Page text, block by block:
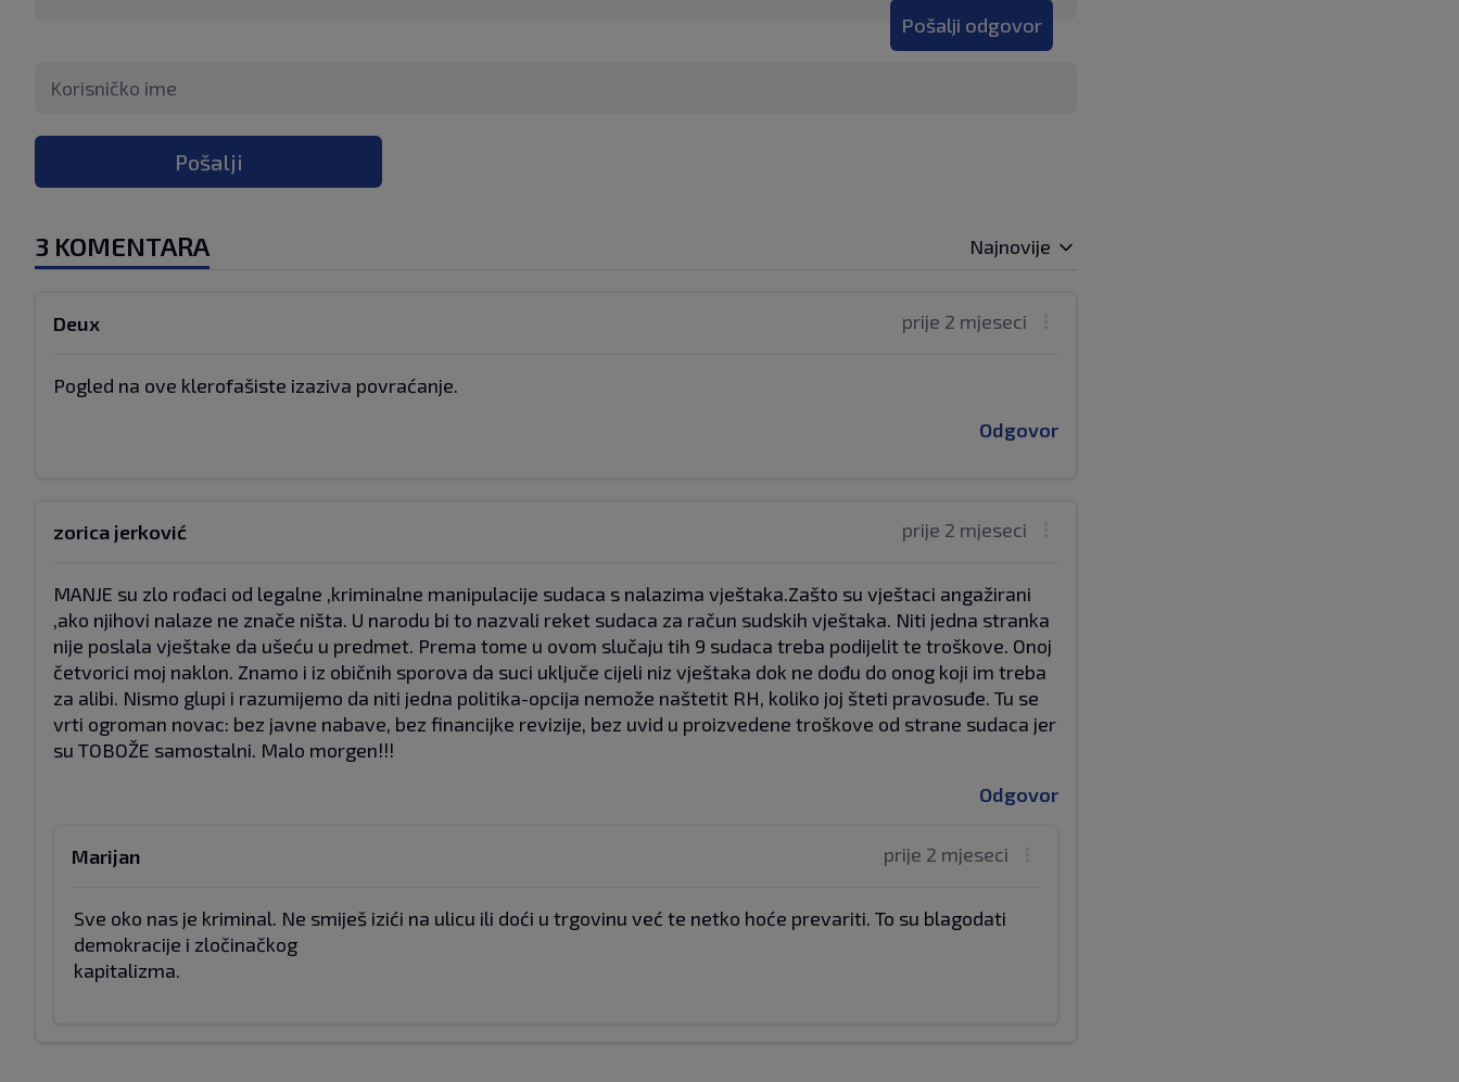
Pošalji odgovor
Pošalji
3 KOMENTARA Najnovije
prije 2 mjeseci
Deux
Pogled na ove klerofašiste izaziva povraćanje.
Odgovor
prije 2 mjeseci
zorica jerković
MANJE su zlo rođaci od legalne ,kriminalne manipulacije sudaca s nalazima vještaka.Zašto su vještaci angažirani
,ako njihovi nalaze ne znače ništa. U narodu bi to nazvali reket sudaca za račun sudskih vještaka. Niti jedna stranka
nije poslala vještake da ušeću u predmet. Prema tome u ovom slučaju tih 9 sudaca treba podijelit te troškove. Onoj
četvorici moj naklon. Znamo i iz običnih sporova da suci uključe cijeli niz vještaka dok ne dođu do onog koji im treba
za alibi. Nismo glupi i razumijemo da niti jedna politika-opcija nemože naštetit RH, koliko joj šteti pravosuđe. Tu se
vrti ogroman novac: bez javne nabave, bez financijke revizije, bez uvid u proizvedene troškove od strane sudaca jer
su TOBOŽE samostalni. Malo morgen!!!
Odgovor
prije 2 mjeseci
Marijan
Sve oko nas je kriminal. Ne smiješ izići na ulicu ili doći u trgovinu već te netko hoće prevariti. To su blagodati
demokracije i zločinačkog
kapitalizma.